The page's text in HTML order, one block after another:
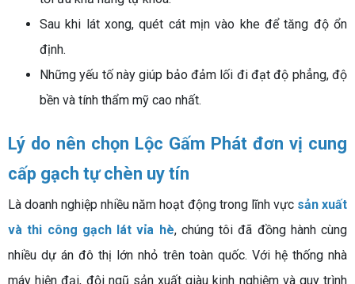
Sau khi lát xong, quét cát mịn vào khe để tăng độ ổn
định.
Những yếu tố này giúp bảo đảm lối đi đạt độ phẳng, độ
bền và tính thẩm mỹ cao nhất.
Lý do nên chọn Lộc Gấm Phát đơn vị cung
cấp gạch tự chèn uy tín
Là doanh nghiệp nhiều năm hoạt động trong lĩnh vực sản xuất
và thi công gạch lát vỉa hè, chúng tôi đã đồng hành cùng
nhiều dự án đô thị lớn nhỏ trên toàn quốc. Với hệ thống nhà
máy hiện đại, đội ngũ sản xuất giàu kinh nghiệm và quy trình